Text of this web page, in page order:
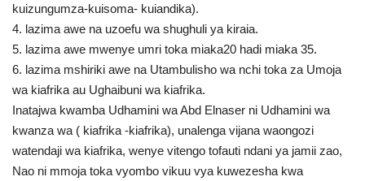
kuizungumza-kuisoma- kuiandika).
4. lazima awe na uzoefu wa shughuli ya kiraia.
5. lazima awe mwenye umri toka miaka20 hadi miaka 35.
6. lazima mshiriki awe na Utambulisho wa nchi toka za Umoja
wa kiafrika au Ughaibuni wa kiafrika.
Inatajwa kwamba Udhamini wa Abd Elnaser ni Udhamini wa
kwanza wa ( kiafrika -kiafrika), unalenga vijana waongozi
watendaji wa kiafrika, wenye vitengo tofauti ndani ya jamii zao,
Nao ni mmoja toka vyombo vikuu vya kuwezesha kwa